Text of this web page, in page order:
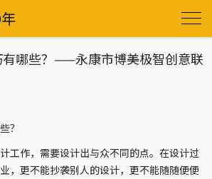
哪些？——永康市博美极智创意联
？
工作，需要设计出与众不同的点。在设计过
，更不能抄袭别人的设计，更不能随随便便